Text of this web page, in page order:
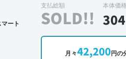
ート
外装 正面
支払総額
SOLD!!
本体価格
304
月々42,200円の